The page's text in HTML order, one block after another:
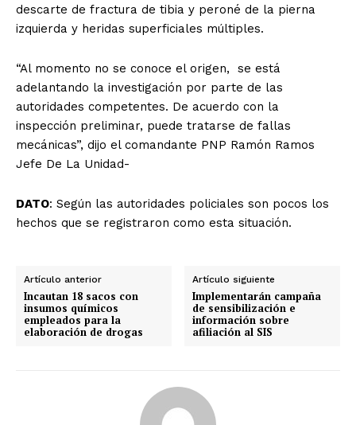
descarte de fractura de tibia y peroné de la pierna
izquierda y heridas superficiales múltiples.
“Al momento no se conoce el origen, se está
adelantando la investigación por parte de las
autoridades competentes. De acuerdo con la
inspección preliminar, puede tratarse de fallas
mecánicas”, dijo el comandante PNP Ramón Ramos
Jefe De La Unidad-
DATO: Según las autoridades policiales son pocos los
hechos que se registraron como esta situación.
Artículo anterior
Incautan 18 sacos con
insumos químicos
empleados para la
elaboración de drogas
Artículo siguiente
Implementarán campaña
de sensibilización e
información sobre
afiliación al SIS